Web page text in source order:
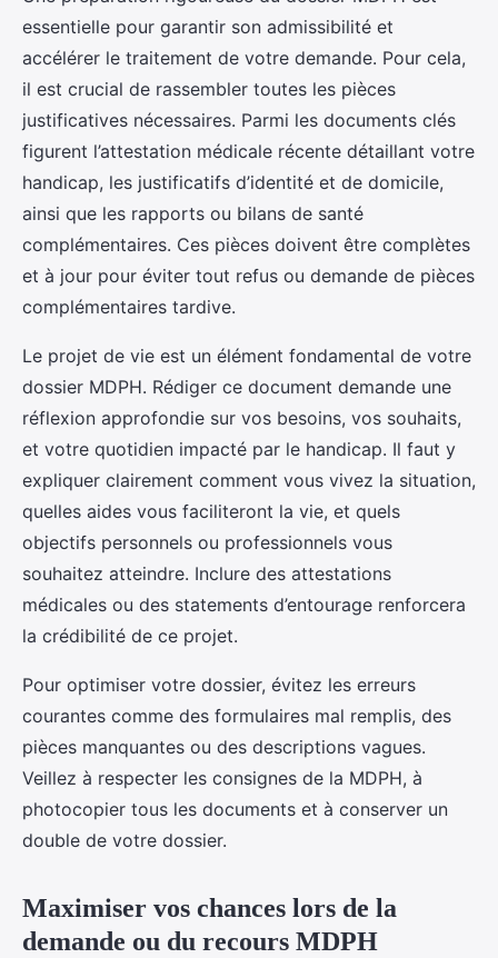
essentielle pour garantir son admissibilité et
accélérer le traitement de votre demande. Pour cela,
il est crucial de rassembler toutes les pièces
justificatives nécessaires. Parmi les documents clés
figurent l’attestation médicale récente détaillant votre
handicap, les justificatifs d’identité et de domicile,
ainsi que les rapports ou bilans de santé
complémentaires. Ces pièces doivent être complètes
et à jour pour éviter tout refus ou demande de pièces
complémentaires tardive.
Le projet de vie est un élément fondamental de votre
dossier MDPH. Rédiger ce document demande une
réflexion approfondie sur vos besoins, vos souhaits,
et votre quotidien impacté par le handicap. Il faut y
expliquer clairement comment vous vivez la situation,
quelles aides vous faciliteront la vie, et quels
objectifs personnels ou professionnels vous
souhaitez atteindre. Inclure des attestations
médicales ou des statements d’entourage renforcera
la crédibilité de ce projet.
Pour optimiser votre dossier, évitez les erreurs
courantes comme des formulaires mal remplis, des
pièces manquantes ou des descriptions vagues.
Veillez à respecter les consignes de la MDPH, à
photocopier tous les documents et à conserver un
double de votre dossier.
Maximiser vos chances lors de la
demande ou du recours MDPH